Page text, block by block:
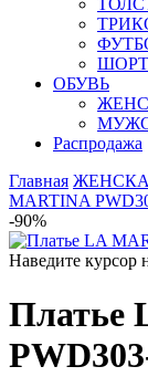
ОБУВЬ
Распродажа
Главная
MARTINA
-90%
Наведите курсор
Платье